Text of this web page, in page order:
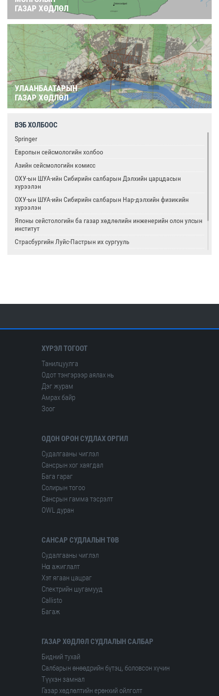
ГАЗАР ХӨДЛӨЛ
УЛААНБААТАРЫН
ГАЗАР ХӨДЛӨЛ
ВЭБ ХОЛБООС
Springer
Европын сейсмологийн холбоо
Азийн сейсмологийн комисс
ОХУ-ын ШУА-ийн Сибирийн салбарын Дэлхийн царцдасын
хүрээлэн
ОХУ-ын ШУА-ийн Сибирийн салбарын Нар-дэлхийн физикийн
хүрээлэн
Японы сейстологийн ба газар хөдлөлийн инженерийн олон улсын
институт
Страсбургийн Луйс-Пастрын их сургууль
ХҮРЭЛ ТОГООТ
Танилцуулга
Одот тэнгэрээр аялах нь
Дэг журам
Амрах байр
Зоог
ОДОН ОРОН СУДЛАХ ОРГИЛ
Судалгааны чиглэл
Сансрын хог хаягдал
Бага гараг
Солирын тогоо
Сансрын гамма тэсрэлт
OWL дуран
САНСАР СУДЛАЛЫН ТӨВ
Судалгааны чиглэл
Hα ажиглалт
Хэт ягаан цацраг
Спектрийн шугамууд
Сallisto
Багаж
ГАЗАР ХӨДЛӨЛ СУДЛАЛЫН САЛБАР
Бидний тухай
Салбарын өнөөдрийн бүтэц, боловсон хүчин
Түүхэн замнал
Газар хөдлөлтийн ерөнхий ойлголт